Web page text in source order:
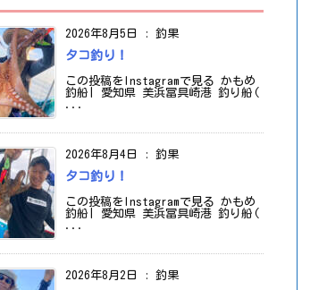
2026年8月5日 : 釣果
タコ釣り！
この投稿をInstagramで見る かもめ
釣船| 愛知県 美浜冨具崎港 釣り船(
...
2026年8月4日 : 釣果
タコ釣り！
この投稿をInstagramで見る かもめ
釣船| 愛知県 美浜冨具崎港 釣り船(
...
2026年8月2日 : 釣果